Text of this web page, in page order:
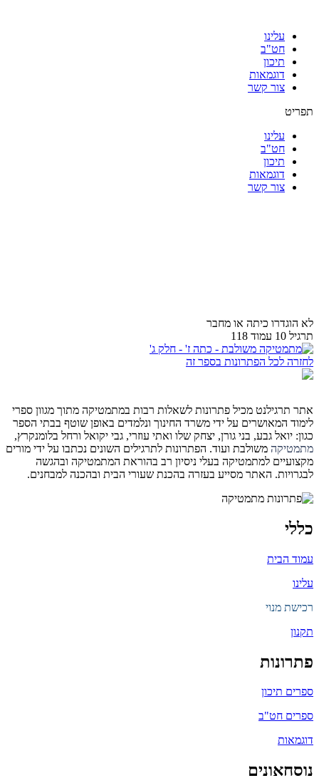
עלינו
חט"ב
תיכון
דוגמאות
צור קשר
תפריט
עלינו
חט"ב
תיכון
דוגמאות
צור קשר
לא הוגדרו כיתה או מחבר
תרגיל 10 עמוד 118
לחזרה לכל הפתרונות בספר זה
אתר תרגילנט מכיל פתרונות לשאלות רבות במתמטיקה מתוך מגוון ספרי
לימוד המאושרים על ידי משרד החינוך ונלמדים באופן שוטף בבתי הספר
כגון: יואל גבע, בני גורן, יצחק שלו ואתי עוזרי, גבי יקואל ורחל בלומנקרץ,
מתמטיקה משולבת ועוד. הפתרונות לתרגילים השונים נכתבו על ידי מורים
מקצועיים למתמטיקה בעלי ניסיון רב בהוראת המתמטיקה ובהגשה
לבגרויות. האתר מסייע בעזרה בהכנת שעורי הבית ובהכנה למבחנים.
כללי
עמוד הבית
עלינו
רכישת מנוי
תקנון
פתרונות
ספרים תיכון
ספרים חט"ב
דוגמאות
נוסחאונים